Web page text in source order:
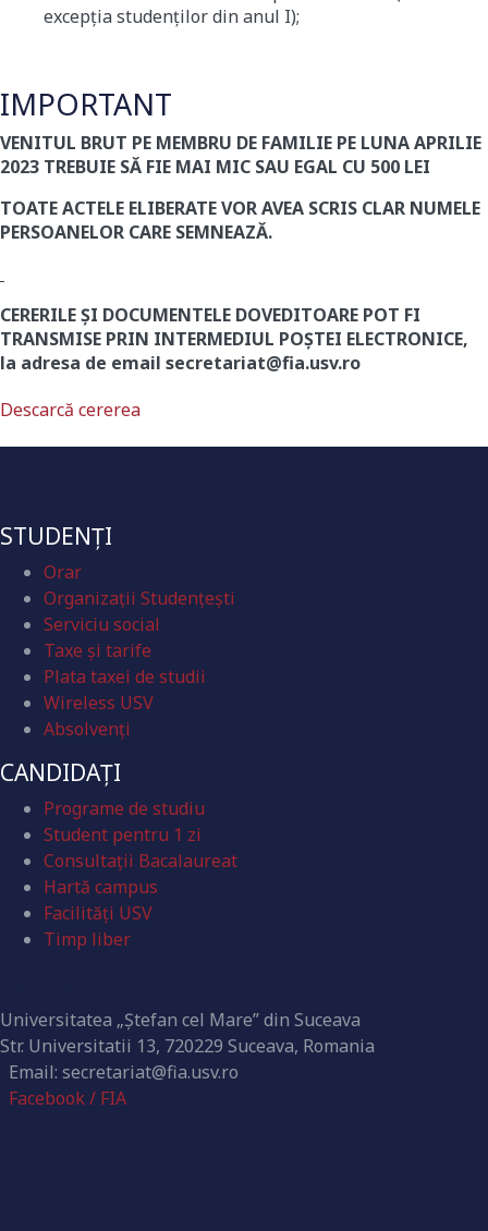
excepţia studenţilor din anul I);
IMPORTANT
VENITUL BRUT PE MEMBRU DE FAMILIE PE LUNA APRILIE
2023 TREBUIE SĂ FIE MAI MIC SAU EGAL CU 500 LEI
TOATE ACTELE ELIBERATE VOR AVEA SCRIS CLAR NUMELE
PERSOANELOR CARE SEMNEAZĂ.
CERERILE ȘI DOCUMENTELE DOVEDITOARE POT FI
TRANSMISE PRIN INTERMEDIUL POȘTEI ELECTRONICE,
la adresa de email secretariat@fia.usv.ro
Descarcă cererea
STUDENȚI
Orar
Organizaţii Studenţeşti
Serviciu social
Taxe și tarife
Plata taxei de studii
Wireless USV
Absolvenţi
CANDIDAȚI
Programe de studiu
Student pentru 1 zi
Consultații Bacalaureat
Hartă campus
Facilități USV
Timp liber
Universitatea „Ștefan cel Mare” din Suceava
Str. Universitatii 13, 720229 Suceava, Romania
Email: secretariat@fia.usv.ro
Facebook / FIA